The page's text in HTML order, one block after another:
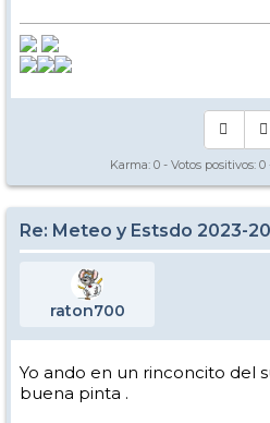
Karma: 0 - Votos positivos: 0
Re: Meteo y Estsdo 2023-
raton700
Yo ando en un rinconcito del
buena pinta .